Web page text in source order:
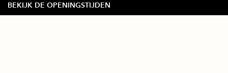
BEKIJK DE OPENINGSTIJDEN